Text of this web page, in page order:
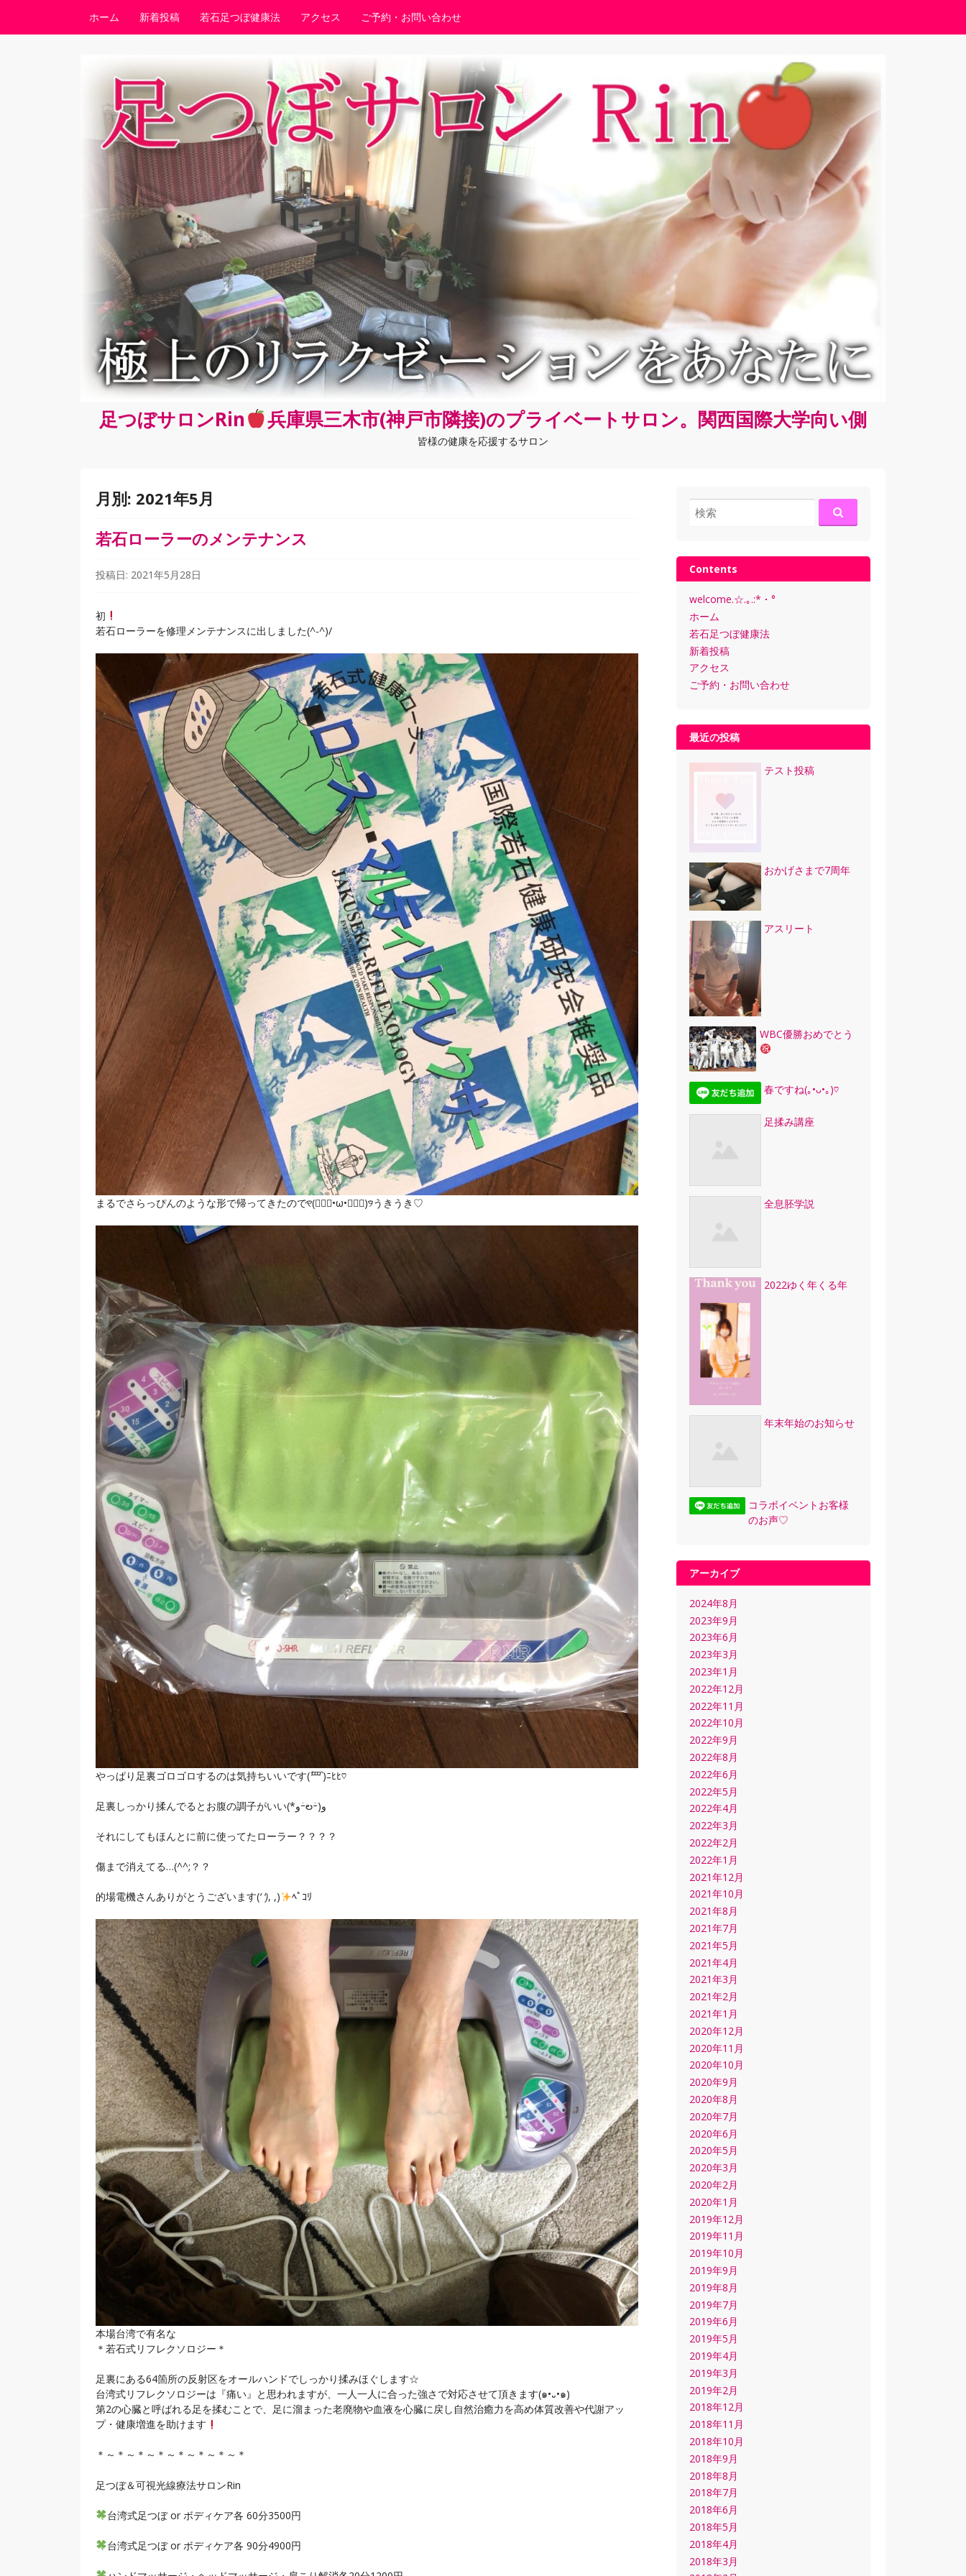
ホーム 新着投稿 若石足つぼ健康法 アクセス ご予約・お問い合わせ
足つぼサロンRin 兵庫県三木市(神戸市隣接)のプライベートサロン。関西国際大学向い側
皆様の健康を応援するサロン
月別: 2021年5月
若石ローラーのメンテナンス
投稿日: 2021年5月28日
初
若石ローラーを修理メンテナンスに出しました(^-^)/
まるでさらっぴんのような形で帰ってきたので୧⃛(๑⃙⃘•ω•๑⃙⃘)୨⃛うきうき♡
やっぱり足裏ゴロゴロするのは気持ちいいです(´罒`)ﾆﾋﾋ♡
足裏しっかり揉んでるとお腹の調子がいい(*وｰ̀లｰ́)و
それにしてもほんとに前に使ってたローラー？？？？
傷まで消えてる…(^^;？？
的場電機さんありがとうございます(‘ ‘), ,) ﾍﾟｺﾘ
本場台湾で有名な
＊若石式リフレクソロジー＊
足裏にある64箇所の反射区をオールハンドでしっかり揉みほぐします☆
台湾式リフレクソロジーは『痛い』と思われますが、一人一人に合った強さで対応させて頂きます(๑•᎑•๑)
第2の心臓と呼ばれる足を揉むことで、足に溜まった老廃物や血液を心臓に戻し自然治癒力を高め体質改善や代謝アッ
プ・健康増進を助けます
＊～＊～＊～＊～＊～＊～＊～＊
足つぼ＆可視光線療法サロンRin
台湾式足つぼ or ボディケア各 60分3500円
台湾式足つぼ or ボディケア各 90分4900円
検
索:
Contents
welcome.☆.｡.:*・°
ホーム
若石足つぼ健康法
新着投稿
アクセス
ご予約・お問い合わせ
最近の投稿
テスト投稿
おかげさまで7周年
アスリート
WBC優勝おめでとう
春ですね(｡•ᴗ•｡)♡
足揉み講座
全息胚学説
2022ゆく年くる年
年末年始のお知らせ
コラボイベントお客様
のお声♡
アーカイブ
2024年8月
2023年9月
2023年6月
2023年3月
2023年1月
2022年12月
2022年11月
2022年10月
2022年9月
2022年8月
2022年6月
2022年5月
2022年4月
2022年3月
2022年2月
2022年1月
2021年12月
2021年10月
2021年8月
2021年7月
2021年5月
2021年4月
2021年3月
2021年2月
2021年1月
2020年12月
2020年11月
2020年10月
2020年9月
2020年8月
2020年7月
2020年6月
2020年5月
2020年3月
2020年2月
2020年1月
2019年12月
2019年11月
2019年10月
2019年9月
2019年8月
2019年7月
2019年6月
2019年5月
2019年4月
2019年3月
2019年2月
2018年12月
2018年11月
2018年10月
2018年9月
2018年8月
2018年7月
2018年6月
2018年5月
2018年4月
2018年3月